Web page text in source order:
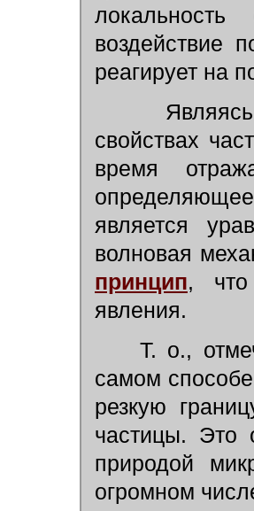
воздействие
реагирует на
Являясь
свойствах
время
является
волновая
принцип, что
явления.
Т. о.,
самом
резкую
частицы. Это
природой
огромном